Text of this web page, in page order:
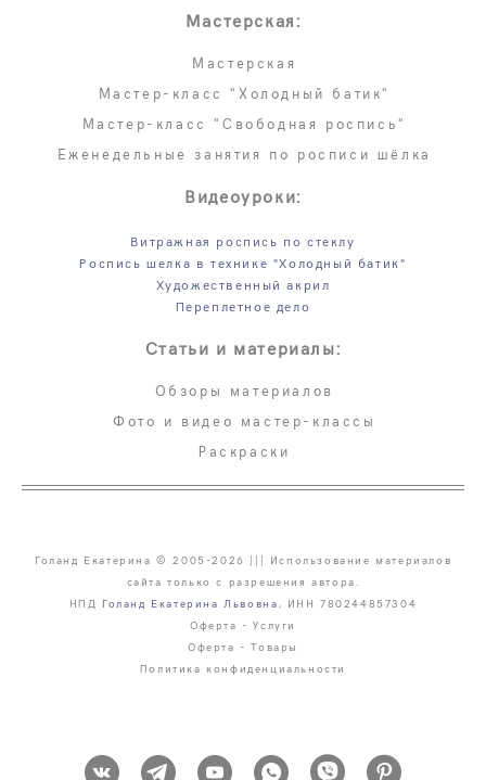
Мастерская:
Мастерская
Мастер-класс "Холодный батик"
Мастер-класс "Свободная роспись"
Еженедельные занятия по росписи шёлка
Видеоуроки:
Витражная роспись по стеклу
Роспись шелка в технике "Холодный батик"
Художественный акрил
Переплетное дело
Статьи и материалы:
Обзоры материалов
Фото и видео мастер-классы
Раскраски
Голанд Екатерина © 2005-2026 ||| Использование материалов
сайта только с разрешения автора.
НПД Голанд Екатерина Львовна, ИНН 780244857304
Оферта - Услуги
Оферта - Товары
Политика конфиденциальности